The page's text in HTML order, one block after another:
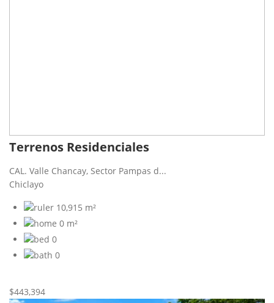
Terrenos Residenciales
CAL. Valle Chancay, Sector Pampas d...
Chiclayo
10,915 m²
0 m²
0
0
$443,394